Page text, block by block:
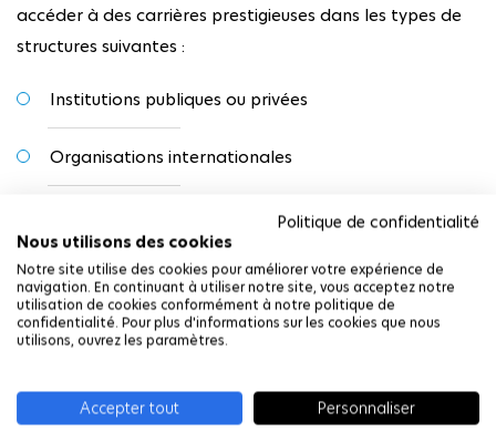
Politique de confidentialité
Nous utilisons des cookies
Notre site utilise des cookies pour améliorer votre expérience de
navigation. En continuant à utiliser notre site, vous acceptez notre
utilisation de cookies conformément à notre politique de
confidentialité. Pour plus d'informations sur les cookies que nous
utilisons, ouvrez les paramètres.
Accepter tout
Personnaliser
accéder à des carrières prestigieuses dans les types de
structures suivantes :
Institutions publiques ou privées
Organisations internationales
Banques centrales
Cabinets de conseil
Secteur financier